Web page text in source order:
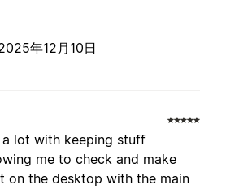
年12月10日
lot with keeping stuff
me to check and make
on the desktop with the main